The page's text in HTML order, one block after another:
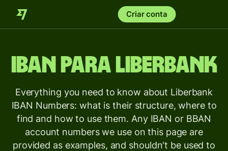
Criar conta
IBAN para Liberbank
Everything you need to know about Liberbank
IBAN Numbers: what is their structure, where to
find and how to use them. Any IBAN or BBAN
account numbers we use on this page are
provided as examples, and shouldn't be used to